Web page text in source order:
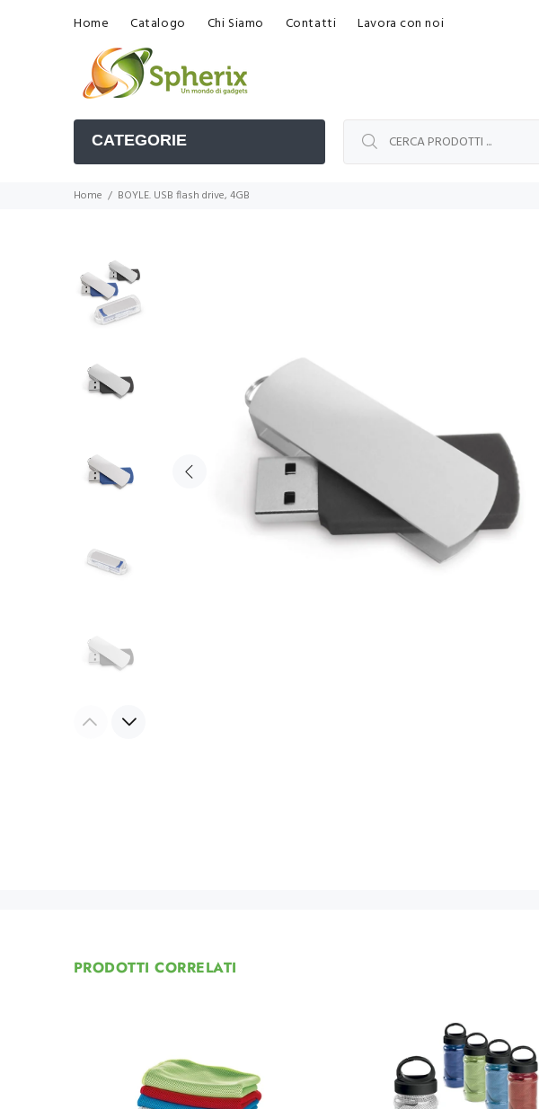
Home Catalogo Chi Siamo Contatti Lavora con noi
CATEGORIE
Home BOYLE. USB flash drive, 4GB
PRODOTTI CORRELATI